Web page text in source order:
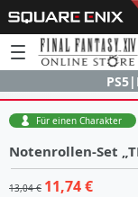
Für einen Charakter
Notenrollen-Set
13,04 € 11,74 €